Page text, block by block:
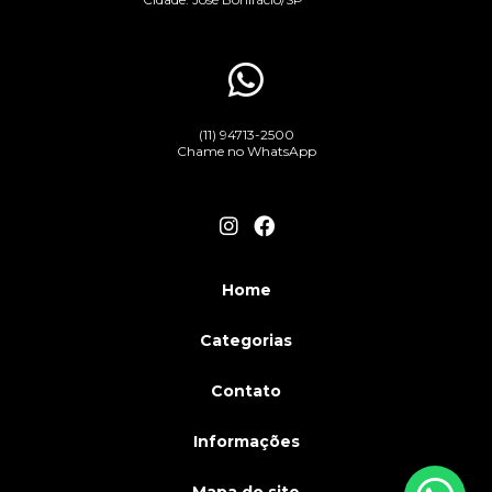
Atmosféricas para um Aterramento Elétrico Eficiente
Laudo de SPDA: Garantia de Segurança para Estruturas
(11) 94713-2500
Chame no WhatsApp
Home
Categorias
Contato
Informações